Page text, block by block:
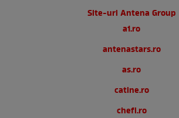
Site-uri Antena Group
a1.ro
antenastars.ro
as.ro
catine.ro
chefi.ro